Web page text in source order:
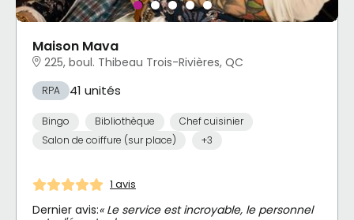
Maison Mava
225, boul. Thibeau Trois-Rivières, QC
RPA 41 unités
Bingo Bibliothèque
Chef cuisinier
Salon de coiffure (sur place)
+3
1 avis
Dernier avis:« Le service est incroyable, le personnel